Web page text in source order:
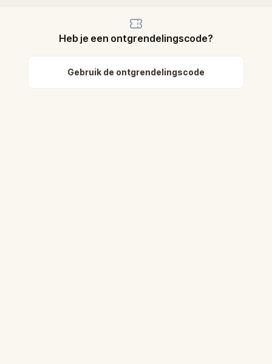
Heb je een ontgrendelingscode?
Gebruik de ontgrendelingscode